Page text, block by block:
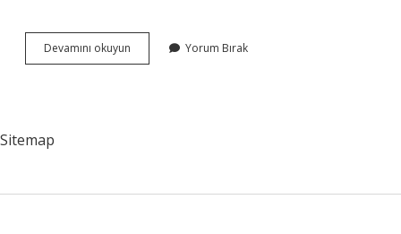
Devamını okuyun
Sıfırla
Yorum Bırak
Sitemap